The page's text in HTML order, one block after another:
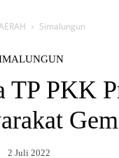
Simalungun
TP PKK
2 Juli 2022